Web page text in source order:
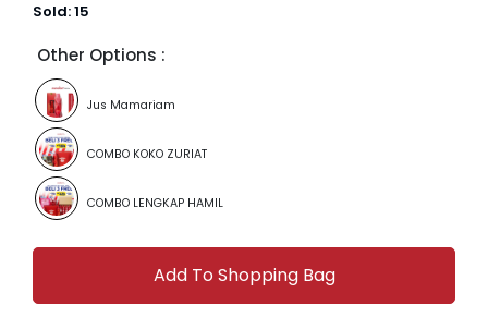
Sold:15
Other Options :
Jus Mamariam
COMBO KOKO ZURIAT
COMBO LENGKAP HAMIL